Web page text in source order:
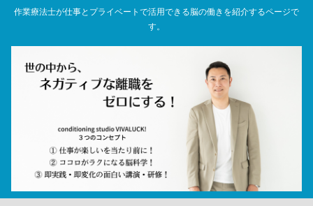
作業療法士が仕事とプライベートで活用できる脳の働きを紹介するページで
す。